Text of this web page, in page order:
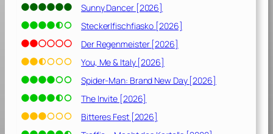
D
r
P
a
e
,
E
p
Sunny Dancer [2026]
Steckerlfischfiasko [2026]
Der Regenmeister [2026]
You, Me & Italy [2026]
Spider-Man: Brand New Day [2026]
The Invite [2026]
Bitteres Fest [2026]